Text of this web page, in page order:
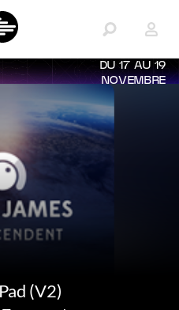
DU 17 AU 19
NOVEMBRE
(V2)